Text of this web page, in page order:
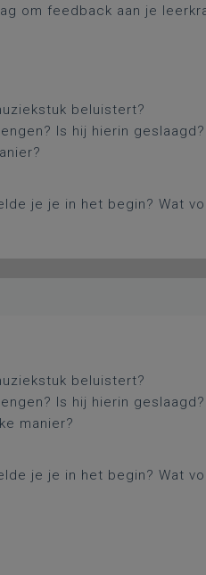
om feedback aan je
beluistert?
Is hij hierin
je je in het begin? Wat
beluistert?
Is hij hierin geslaagd?
manier?
je je in het begin? Wat